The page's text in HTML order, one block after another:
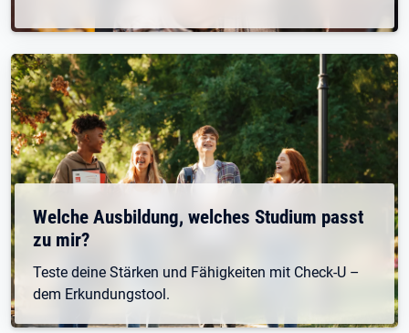
Welche Ausbildung, welches Studium passt
zu mir?
Teste deine Stärken und Fähigkeiten mit Check-U –
dem Erkundungstool.